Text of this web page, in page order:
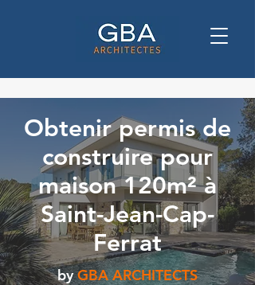
Obtenir permis de
construire pour
maison 120m² à
Saint-Jean-Cap-
Ferrat
by GBA ARCHITECTS